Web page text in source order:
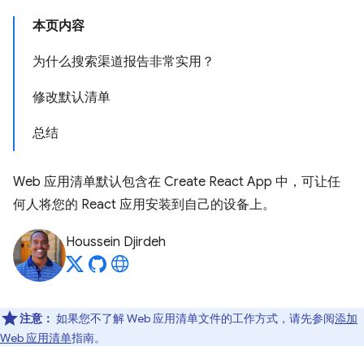
本页内容
为什么搜索渠道报告非常实用？
修改默认清单
总结
Web 应用清单默认包含在 Create React App 中，可让任
何人将您的 React 应用安装到自己的设备上。
Houssein Djirdeh
注意： 如果您不了解 Web 应用清单文件的工作方式，请先参阅添加
Web 应用清单指南。